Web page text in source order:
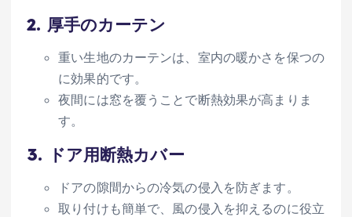
2. 厚手のカーテン
重い生地のカーテンは、室内の暖かさを保つの
に効果的です。
夜間には窓を覆うことで断熱効果が高まりま
す。
3. ドア用断熱カバー
ドアの隙間からの冷気の侵入を防ぎます。
取り付けも簡単で、風の侵入を抑えるのに役立